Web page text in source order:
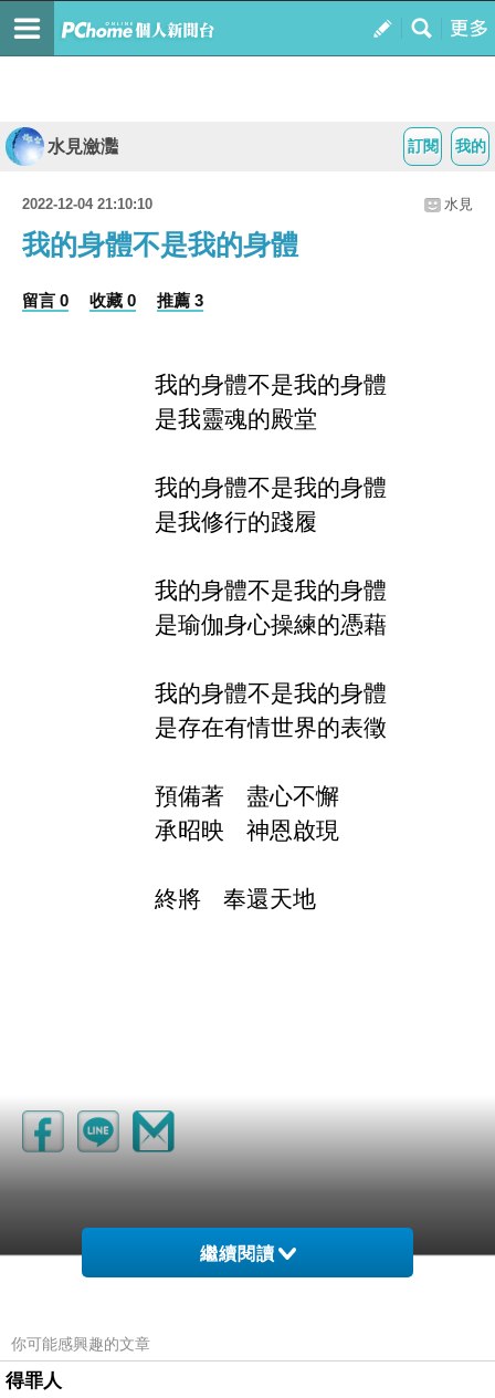
我的
訂閱
水見瀲灩
2022-12-04 21:10:10 水見
我的身體不是我的身體
留言 0 收藏 0 推薦 3
我的身體不是我的身體
是我靈魂的殿堂
我的身體不是我的身體
是我修行的踐履
我的身體不是我的身體
是瑜伽身心操練的憑藉
我的身體不是我的身體
是存在有情世界的表徵
預備著
盡心不懈
承昭映
神恩啟現
終將 奉還天地
繼續閱讀
你可能感興趣的文章
得罪人